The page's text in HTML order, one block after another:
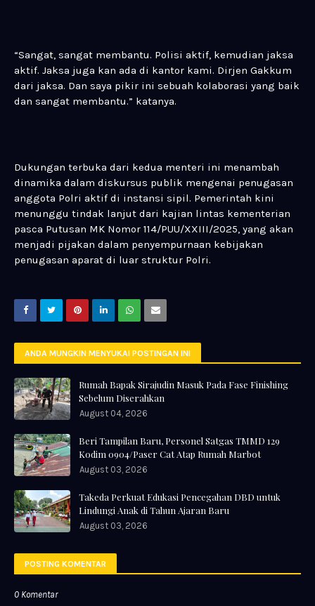
“Sangat, sangat membantu. Polisi aktif, kemudian jaksa
aktif. Jaksa juga kan ada di kantor kami. Dirjen Gakkum
dari jaksa. Dan saya pikir ini sebuah kolaborasi yang baik
dan sangat membantu.” katanya.
Dukungan terbuka dari kedua menteri ini menambah
dinamika dalam diskursus publik mengenai penugasan
anggota Polri aktif di instansi sipil. Pemerintah kini
menunggu tindak lanjut dari kajian lintas kementerian
pasca Putusan MK Nomor 114/PUU/XXIII/2025, yang akan
menjadi pijakan dalam penyempurnaan kebijakan
penugasan aparat di luar struktur Polri.
ANDA MUNGKIN MENYUKAI POSTINGAN INI
Rumah Bapak Sirajudin Masuk Pada Fase Finishing
Sebelum Diserahkan
August 04, 2026
Beri Tampilan Baru, Personel Satgas TMMD 129
Kodim 0904/Paser Cat Atap Rumah Marbot
August 03, 2026
Takeda Perkuat Edukasi Pencegahan DBD untuk
Lindungi Anak di Tahun Ajaran Baru
August 03, 2026
POSTING KOMENTAR
0 Komentar